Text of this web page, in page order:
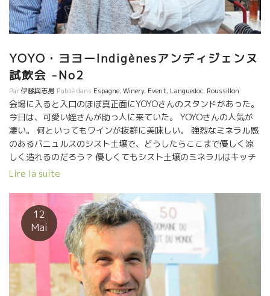
員でなく家族であることはトビッキリ重要な事。 ますますワイン
が美味しくなっている。 熟練した者しか出せない味覚、透明感、
色は淡いけどミネラルがスーット伸びてくる、絶妙の果実味。イ
YOYO・ヨヨーIndigènesアンディジェンヌ
試飲会 -No2
Par伊藤與志男 Publié dans Espagne,Winery, Event, Languedoc, Roussillon
会場に入ると入口のほぼ真正面にYOYOさんのスタンドがあった。
今日は、可愛い姪さんが助っ人に来ていた。 YOYOさんの人気が
凄い。 何といってもワインが抜群に美味しい。 強烈なミネラル感
のあるバニュルスのシスト土壌で、どうしたらここまで優しく涼
しく造れるのだろう？ 優しくてもシスト土壌のミネラルはキッチ
リのっている。 他のバニュルスのワインとは全く違うスタイルを
な話しが聞けた。 数週間前まで日本にジャンフランソワ・ニック
と滞在していた。 日本で多くに人に巡り逢って大変喜んでいまし
た。 特に、北海道での寿司屋さんで食べた魚類の新鮮さには感動
していた。 写真を色々見せて頂いた。 生きている透明のイカをそ
の場で調理してもらった美味しさに驚いていた。 今回の初耳
なお話しは、YOYOさんはドイツのフランクフルトに５年間も住ん
だことがあるそうです。 LA Vierge Rouge ラ・ヴィエルジュ・ル
ージュとAkoibonアコワボンのマグナムを飲みました。
Lire la suite
12
Mai